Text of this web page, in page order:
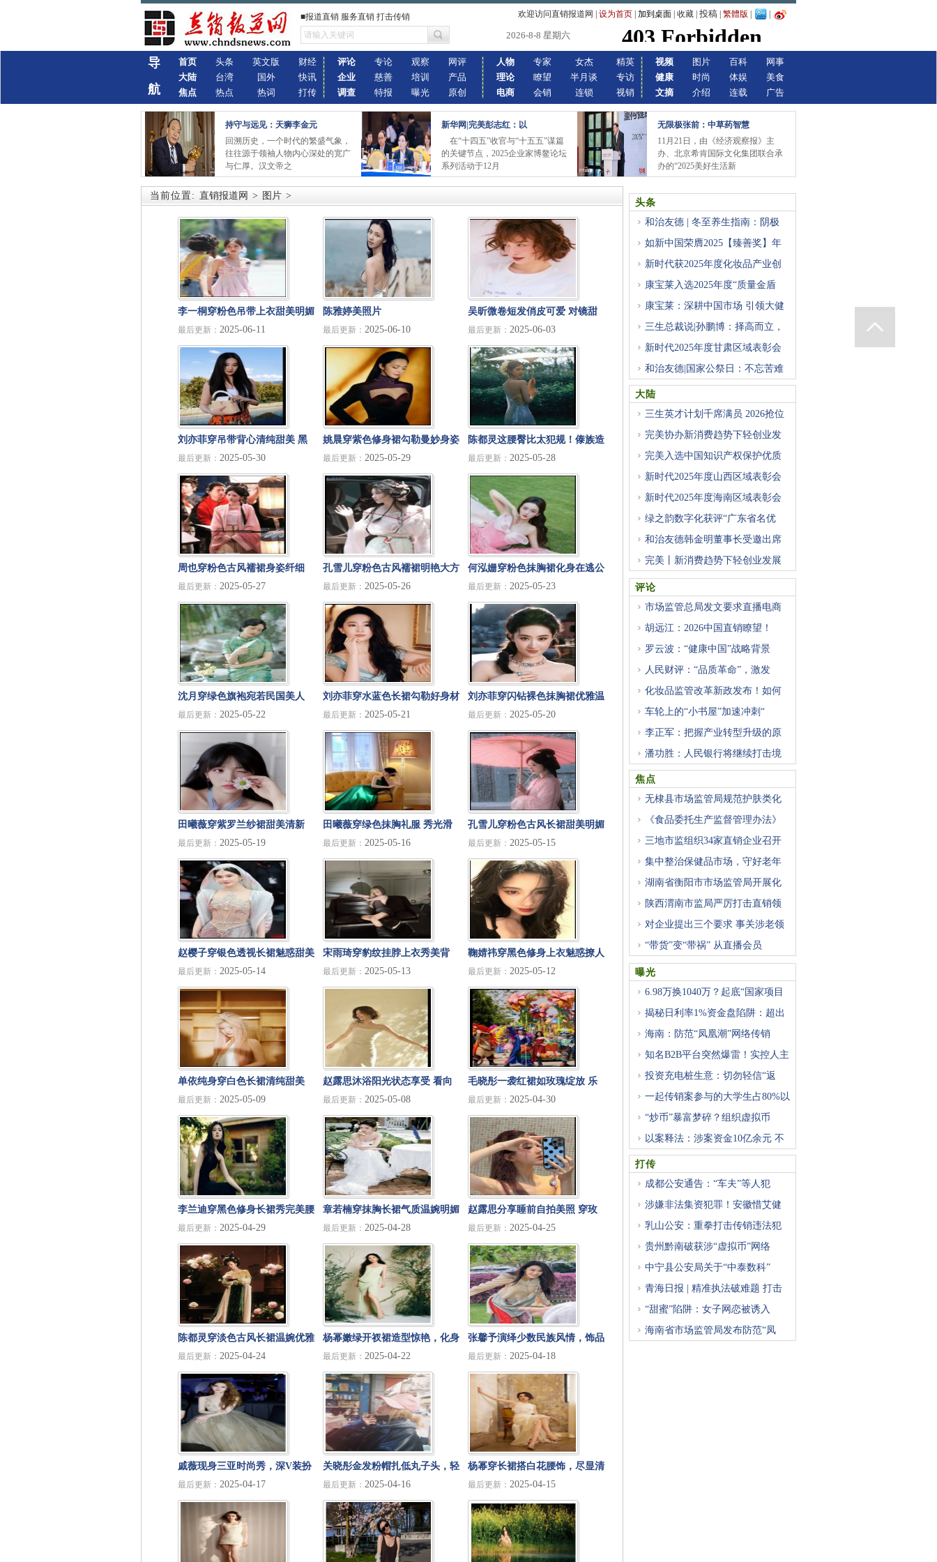
■报道直销 服务直销 打击传销 欢迎访问直销报道网 设为首页 加到桌面 收藏 投稿 繁體版
2026-8-8 星期六
导
航
首页
大陆
焦点
头条
台湾
热点
英文版
国外
热词
财经
快讯
打传
评论
企业
调查
专论
慈善
特报
观察
培训
曝光
网评
产品
原创
人物
理论
电商
专家
瞭望
会销
女杰
半月谈
连锁
精英
专访
视销
视频
健康
文摘
图片
时尚
介绍
百科
体娱
连载
网事
美食
广告
持守与远见：天狮李金元
回溯历史，一个时代的繁盛气象，
往往源于领袖人物内心深处的宽广
与仁厚。汉文帝之
新华网|完美彭志红：以
在“十四五”收官与“十五五”谋篇
的关键节点，2025企业家博鳌论坛
系列活动于12月
无限极张前：中草药智慧
11月21日，由《经济观察报》主
办、北京希肯国际文化集团联合承
办的“2025美好生活新
当前位置: 直销报道网 > 图片 >
李一桐穿粉色吊带上衣甜美明媚
绑蓝色发带青春活力
最后更新： 2025-06-11
陈雅婷美照片
最后更新： 2025-06-10
吴昕微卷短发俏皮可爱 对镜甜
笑生命力满满
最后更新： 2025-06-03
刘亦菲穿吊带背心清纯甜美 黑
长直造型化身初恋白月光
最后更新： 2025-05-30
姚晨穿紫色修身裙勾勒曼妙身姿
黑长直造型冷艳贵气
最后更新： 2025-05-29
陈都灵这腰臀比太犯规！傣族造
型让她变成了热带雨林里的花仙
最后更新： 2025-05-28
周也穿粉色古风襦裙身姿纤细
表情灵动温柔大方
最后更新： 2025-05-27
孔雪儿穿粉色古风襦裙明艳大方
露白皙香肩性感娇俏
最后更新： 2025-05-26
何泓姗穿粉色抹胸裙化身在逃公
主 半扎微卷造型甜美优雅
最后更新： 2025-05-23
沈月穿绿色旗袍宛若民国美人
气质温婉动人超养眼
最后更新： 2025-05-22
刘亦菲穿水蓝色长裙勾勒好身材
单手托腮气质高雅
最后更新： 2025-05-21
刘亦菲穿闪钻裸色抹胸裙优雅温
柔 侧编麻花造型俏皮灵动
最后更新： 2025-05-20
田曦薇穿紫罗兰纱裙甜美清新
与鲜花合影美如画中人
最后更新： 2025-05-19
田曦薇穿绿色抹胸礼服 秀光滑
美背高贵优雅
最后更新： 2025-05-16
孔雪儿穿粉色古风长裙甜美明媚
撑伞站在雨中氛围感满满
最后更新： 2025-05-15
赵樱子穿银色透视长裙魅惑甜美
搭配头纱异域风情满满
最后更新： 2025-05-14
宋雨琦穿豹纹挂脖上衣秀美背
超短裤配长靴霸气酷飒
最后更新： 2025-05-13
鞠婧祎穿黑色修身上衣魅惑撩人
怼脸自拍又酷又飒
最后更新： 2025-05-12
单依纯身穿白色长裙清纯甜美
一头黑色长发文艺清冷
最后更新： 2025-05-09
赵露思沐浴阳光状态享受 看向
镜头表情俏皮
最后更新： 2025-05-08
毛晓彤一袭红裙如玫瑰绽放 乐
园里热舞光彩照人
最后更新： 2025-04-30
李兰迪穿黑色修身长裙秀完美腰
线 大波浪造型成熟撩人
最后更新： 2025-04-29
章若楠穿抹胸长裙气质温婉明媚
大方 露美背又纯又欲
最后更新： 2025-04-28
赵露思分享睡前自拍美照 穿玫
红色吊带秀迷人锁骨
最后更新： 2025-04-25
陈都灵穿淡色古风长裙温婉优雅
老式妆造美如画中人
最后更新： 2025-04-24
杨幂嫩绿开衩裙造型惊艳，化身
森林精灵秀出迷人美腿
最后更新： 2025-04-22
张馨予演绎少数民族风情，饰品
与笑容成绝配
最后更新： 2025-04-18
戚薇现身三亚时尚秀，深V装扮
散发成熟女人味
最后更新： 2025-04-17
关晓彤金发粉帽扎低丸子头，轻
松拿捏甜美松弛感
最后更新： 2025-04-16
杨幂穿长裙搭白花腰饰，尽显清
纯时髦范
最后更新： 2025-04-15
头条
和治友德 | 冬至养生指南：阴极
如新中国荣膺2025【臻善奖】年
新时代获2025年度化妆品产业创
康宝莱入选2025年度“质量金盾
康宝莱：深耕中国市场 引领大健
三生总裁说|孙鹏博：择高而立，
新时代2025年度甘肃区域表彰会
和治友德|国家公祭日：不忘苦难
大陆
三生英才计划千席满员 2026抢位
完美协办新消费趋势下轻创业发
完美入选中国知识产权保护优质
新时代2025年度山西区域表彰会
新时代2025年度海南区域表彰会
绿之韵数字化获评“广东省名优
和治友德韩金明董事长受邀出席
完美丨新消费趋势下轻创业发展
评论
市场监管总局发文要求直播电商
胡远江：2026中国直销瞭望！
罗云波：“健康中国”战略背景
人民财评：“品质革命”，激发
化妆品监管改革新政发布！如何
车轮上的“小书屋”加速冲刺“
李正军：把握产业转型升级的原
潘功胜：人民银行将继续打击境
焦点
无棣县市场监管局规范护肤类化
《食品委托生产监督管理办法》
三地市监组织34家直销企业召开
集中整治保健品市场，守好老年
湖南省衡阳市市场监管局开展化
陕西渭南市监局严厉打击直销领
对企业提出三个要求 事关涉老领
“带货”变“带祸” 从直播会员
曝光
6.98万换1040万？起底“国家项目
揭秘日利率1%资金盘陷阱：超出
海南：防范“凤凰潮”网络传销
知名B2B平台突然爆雷！实控人主
投资充电桩生意：切勿轻信“返
一起传销案参与的大学生占80%以
“炒币”暴富梦碎？组织虚拟币
以案释法：涉案资金10亿余元 不
打传
成都公安通告：“车夫”等人犯
涉嫌非法集资犯罪！安徽惜艾健
乳山公安：重拳打击传销违法犯
贵州黔南破获涉“虚拟币”网络
中宁县公安局关于“中泰数科”
青海日报 | 精准执法破难题 打击
“甜蜜”陷阱：女子网恋被诱入
海南省市场监管局发布防范“凤